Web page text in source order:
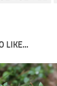
LIKE...